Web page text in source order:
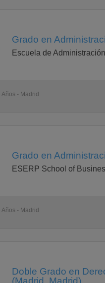
Grado en
Escuela de
- Madrid
Grado en
ESERP School of
- Madrid
Doble Grado en
(Madrid, Madrid)